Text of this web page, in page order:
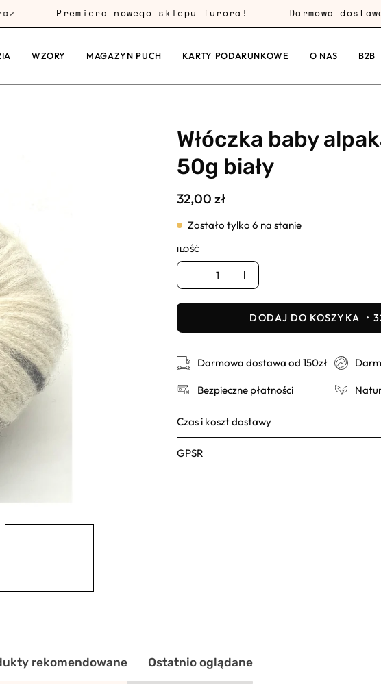
Premiera nowego sklepu furora! Darmowa
WZORY MAGAZYN PUCH KARTY PODARUNKOWE O NAS B2B
Włóczka baby
50g biały
32,00 zł
Zostało tylko 6 na stanie
ILOŚĆ
Ilość
Dodaj
DODAJ DO KOSZYKA
Darmowa dostawa od 150zł
Bezpieczne płatności
Czas i koszt dostawy
GPSR
rekomendowane Ostatnio oglądane